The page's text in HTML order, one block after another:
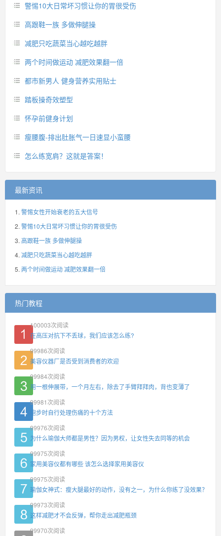
警惕10大日常坏习惯让你的胃很受伤
高跟鞋一族 多做伸腿操
减肥只吃蔬菜当心越吃越胖
两个时间做运动 减肥效果翻一倍
都市新男人 健身营养实用贴士
踏板操奇效塑型
怀孕前健身计划
瘦腰腹-排出肚胀气一日速显小蛮腰
怎么练宽肩？这就是答案！
最新资讯
警惕女性开始衰老的五大信号
警惕10大日常坏习惯让你的胃很受伤
高跟鞋一族 多做伸腿操
减肥只吃蔬菜当心越吃越胖
两个时间做运动 减肥效果翻一倍
热门教程
100003次阅读
在高压对抗下不丢球，我们应该怎么练?
99986次阅读
美容仪器厂是否受到消费者的欢迎
99984次阅读
用一根伸展带，一个月左右，除去了手臂拜拜肉，背也变薄了
99981 次阅读
跑步时自行处理伤痛的十个方法
99976次阅读
为什么瑜伽大师都是男性？因为男权，让女性失去同等的机会
99975次阅读
家用美容仪都有哪些 该怎么选择家用美容仪
99975次阅读
瑜伽女神式：瘦大腿最好的动作，没有之一，为什么你练了没效果？
99973次阅读
这样减肥才不会反弹，帮你走出减肥瓶颈
99970次阅读